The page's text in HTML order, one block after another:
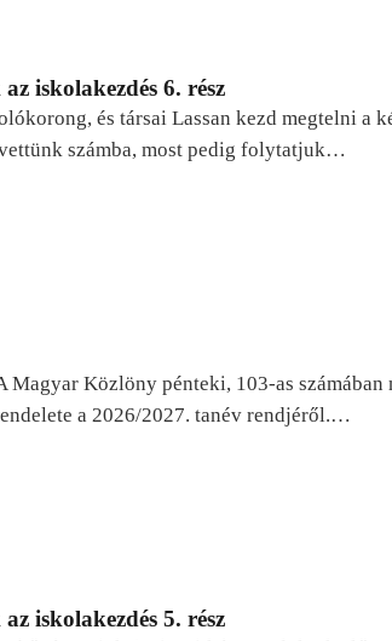
iskolakezdés 6. rész
és társai Lassan kezd megtelni a
számba, most pedig folytatjuk…
Magyar Közlöny pénteki, 103-as
a 2026/2027. tanév rendjéről.…
iskolakezdés 5. rész